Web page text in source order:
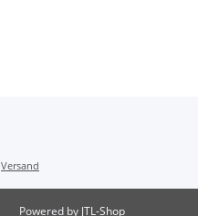
Versand
Powered by JTL-Shop